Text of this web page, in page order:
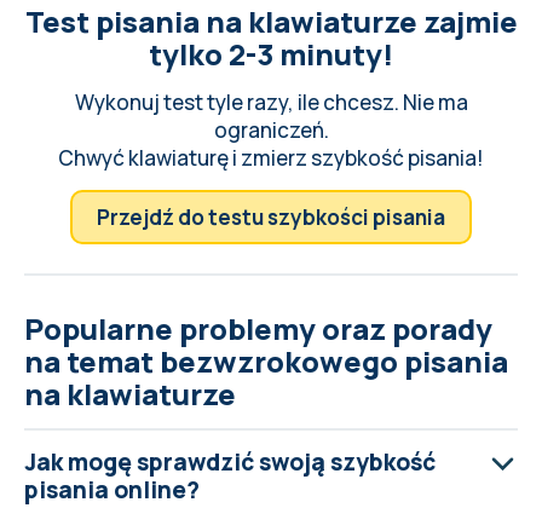
Test pisania na klawiaturze zajmie
tylko 2-3 minuty!
Wykonuj test tyle razy, ile chcesz. Nie ma
ograniczeń.
Chwyć klawiaturę i zmierz szybkość pisania!
Przejdź do testu szybkości pisania
Popularne problemy oraz porady
na temat bezwzrokowego pisania
na klawiaturze
Jak mogę sprawdzić swoją szybkość
pisania online?